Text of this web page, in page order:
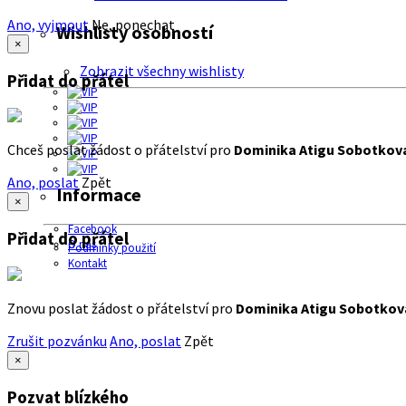
Wishlisty osobností
Zobrazit všechny wishlisty
Informace
Facebook
O nás
Podmínky použití
Kontakt
Ano, vyjmout Ne, ponechat
×
Přidat do přátel
Chceš poslat žádost o přátelství pro Dominika Atigu
Ano, poslat Zpět
×
Přidat do přátel
Znovu poslat žádost o přátelství pro Dominika Atigu
Zrušit pozvánku Ano, poslat Zpět
×
Pozvat blízkého